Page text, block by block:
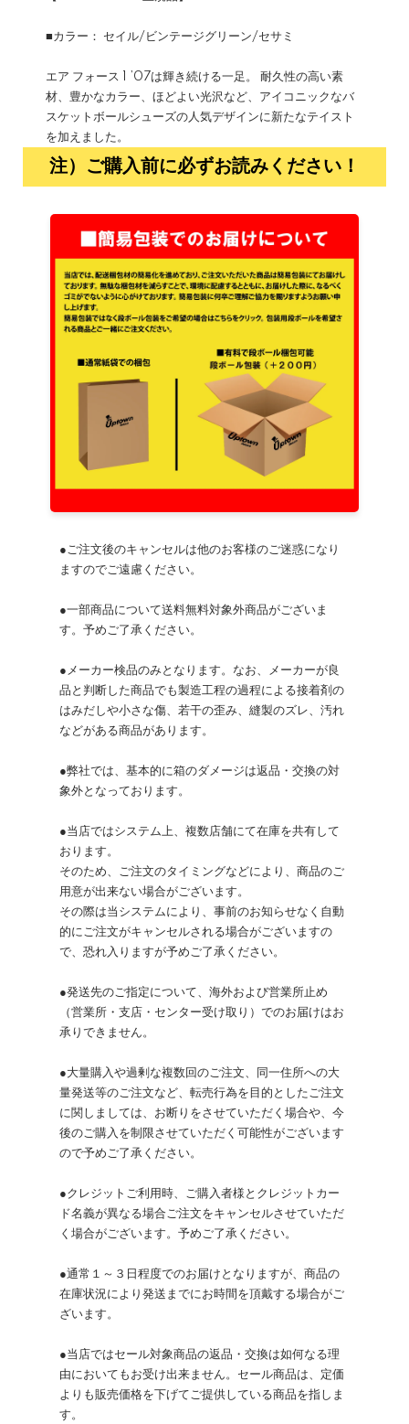
■カラー： セイル/ビンテージグリーン/セサミ
エア フォース 1 ’07は輝き続ける一足。 耐久性の高い素
材、豊かなカラー、ほどよい光沢など、アイコニックなバ
スケットボールシューズの人気デザインに新たなテイスト
を加えました。
注）ご購入前に必ずお読みください！
●ご注文後のキャンセルは他のお客様のご迷惑になり
ますのでご遠慮ください。
●一部商品について送料無料対象外商品がございま
す。予めご了承ください。
●メーカー検品のみとなります。なお、メーカーが良
品と判断した商品でも製造工程の過程による接着剤の
はみだしや小さな傷、若干の歪み、縫製のズレ、汚れ
などがある商品があります。
●弊社では、基本的に箱のダメージは返品・交換の対
象外となっております。
●当店ではシステム上、複数店舗にて在庫を共有して
おります。
そのため、ご注文のタイミングなどにより、商品のご
用意が出来ない場合がございます。
その際は当システムにより、事前のお知らせなく自動
的にご注文がキャンセルされる場合がございますの
で、恐れ入りますが予めご了承ください。
●発送先のご指定について、海外および営業所止め
（営業所・支店・センター受け取り）でのお届けはお
承りできません。
●大量購入や過剰な複数回のご注文、同一住所への大
量発送等のご注文など、転売行為を目的としたご注文
に関しましては、お断りをさせていただく場合や、今
後のご購入を制限させていただく可能性がございます
ので予めご了承ください。
●クレジットご利用時、ご購入者様とクレジットカー
ド名義が異なる場合ご注文をキャンセルさせていただ
く場合がございます。予めご了承ください。
●通常１～３日程度でのお届けとなりますが、商品の
在庫状況により発送までにお時間を頂戴する場合がご
ざいます。
●当店ではセール対象商品の返品・交換は如何なる理
由においてもお受け出来ません。セール商品は、定価
よりも販売価格を下げてご提供している商品を指しま
す。